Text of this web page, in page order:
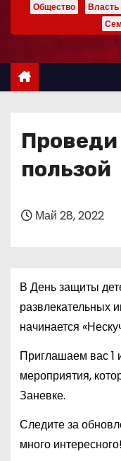
ж
Общество Власть
Проведи
пользой
Май 28, 2022
В День защиты
развлекательных
начинается
Приглашаем вас 1
мероприятия,
Заневке.
Следите за
много интересного!